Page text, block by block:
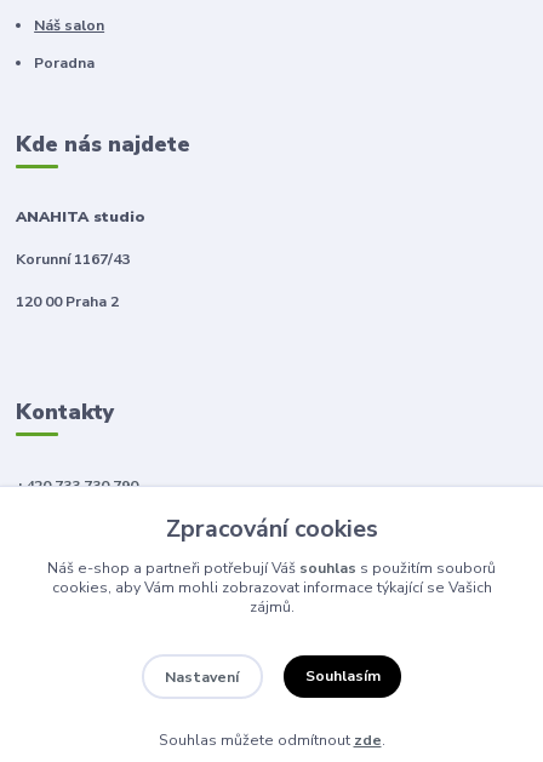
Náš salon
Poradna
Kde nás najdete
ANAHITA studio
Korunní 1167/43
120 00 Praha 2
Kontakty
+420 733 730 790
Zpracování cookies
Náš e-shop a partneři potřebují Váš souhlas s použitím souborů
cookies, aby Vám mohli zobrazovat informace týkající se Vašich
zájmů.
Nastavení Souhlasím
Souhlas můžete odmítnout zde.